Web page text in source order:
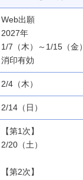
Web出願
2027年
1/7（木）～1/15（金）
消印有効
2/4（木）
2/14（日）
【第1次】
2/20（土）
【第2次】